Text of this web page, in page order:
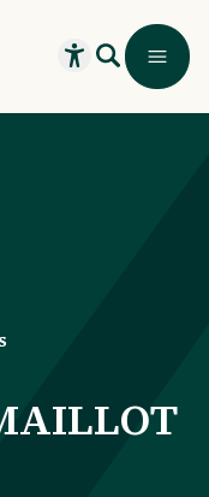
Recherche
Ouvrir leMenu